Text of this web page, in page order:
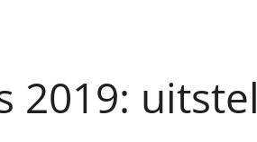
2019: uitstel